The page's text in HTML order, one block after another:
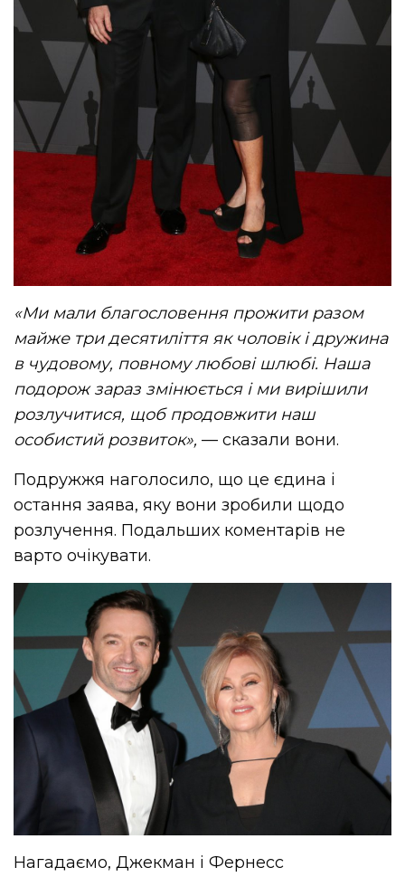
«Ми мали благословення прожити разом
майже три десятиліття як чоловік і дружина
в чудовому, повному любові шлюбі. Наша
подорож зараз змінюється і ми вирішили
розлучитися, щоб продовжити наш
особистий розвиток», — сказали вони.
Подружжя наголосило, що це єдина і
остання заява, яку вони зробили щодо
розлучення. Подальших коментарів не
варто очікувати.
Нагадаємо, Джекман і Фернесс